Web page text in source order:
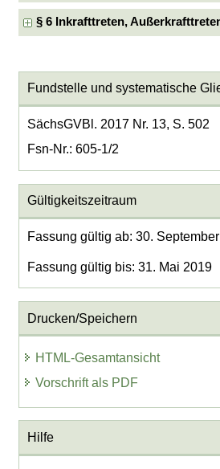
§ 6 Inkrafttreten,
Fundstelle und systematische
SächsGVBl. 2017 Nr. 13, S. 502
Fsn-Nr.: 605-1/2
Gültigkeitszeitraum
Fassung gültig ab: 30.
Fassung gültig bis: 31. Mai 2019
Drucken/Speichern
HTML-Gesamtansicht
Vorschrift als PDF
Hilfe